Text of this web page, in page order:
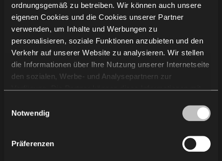
ordnungsgemäß zu betreiben. Wir können auch unsere
eigenen Cookies und die Cookies unserer Partner
verwenden, um Inhalte und Werbungen zu
personalisieren, soziale Funktionen anzubieten und den
Verkehr auf unserer Website zu analysieren. Wir stellen
die Informationen über Ihre Nutzung unserer Internetseite
den sozialen, Werbe- und Analysepartnern zur
Verfügung. Die Partner können diese Informationen mit
erhaltenen Daten kombinieren. Die Verwendung von
Statistik-, Marketing- und Benutzerpräferenzen-Cookies
erfordert Ihre Zustimmung, welche Sie durch das Klicken
auf „Alle zulassen“ erteilen können. Wenn Sie Ihre
Notwendig
Präferenzen
Unternehmensinformation
Projekte
Kompetenzen
Über uns
Nachhaltigkeit
Wissen
Lieferanten
Standorte in Deutschland